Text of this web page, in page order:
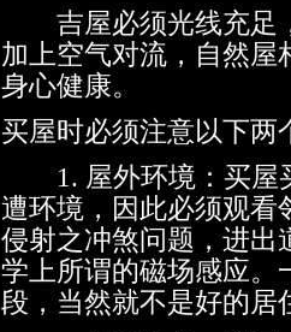
吉屋必须光线充足
加上空气对流，自然屋
身心健康。
买屋时必须注意以下两
1. 屋外环境：买屋
遭环境，因此必须观看
侵射之冲煞问题，进出
学上所谓的磁场感应。
段，当然就不是好的居